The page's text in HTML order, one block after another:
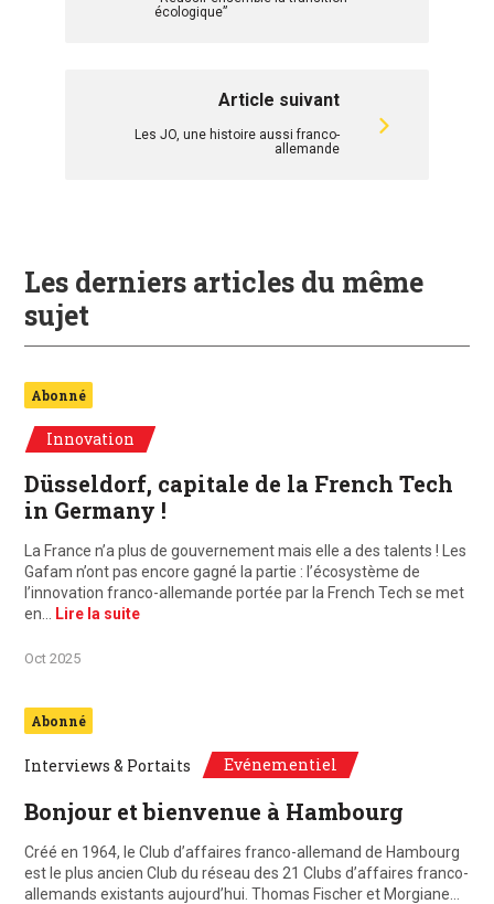
écologique”
Article suivant
Les JO, une histoire aussi franco-
allemande
Les derniers articles du même
sujet
Abonné
Innovation
Düsseldorf, capitale de la French Tech
in Germany !
La France n’a plus de gouvernement mais elle a des talents ! Les
Gafam n’ont pas encore gagné la partie : l’écosystème de
l’innovation franco-allemande portée par la French Tech se met
en…
Lire la suite
Oct 2025
Abonné
Interviews & Portaits Evénementiel
Bonjour et bienvenue à Hambourg
Créé en 1964, le Club d’affaires franco-allemand de Hambourg
est le plus ancien Club du réseau des 21 Clubs d’affaires franco-
allemands existants aujourd’hui. Thomas Fischer et Morgiane…